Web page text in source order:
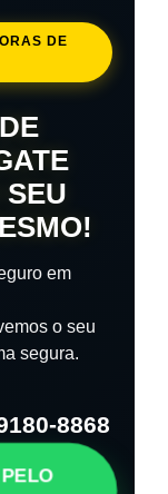
DE
em
o seu
segura.
8868